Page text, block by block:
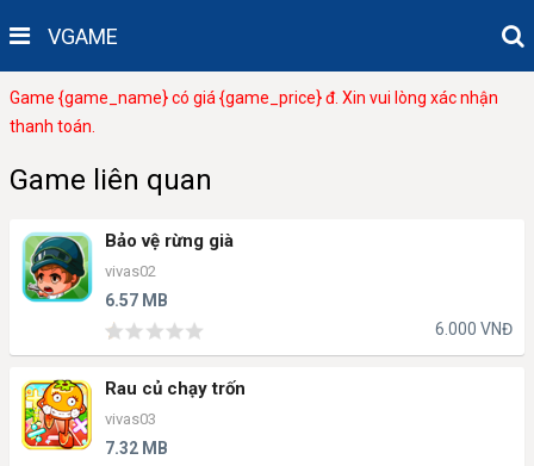
VGAME
Game {game_name} có giá {game_price} đ. Xin vui lòng xác nhận
thanh toán.
Game liên quan
Bảo vệ rừng già
vivas02
6.57 MB
6.000 VNĐ
Rau củ chạy trốn
vivas03
7.32 MB